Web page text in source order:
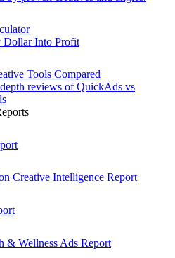
Dollar Into Profit
Tools Compared
reviews of QuickAds vs
Creative Intelligence Report
& Wellness Ads Report